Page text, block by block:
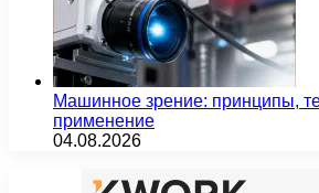
Машинное зрение: принципы,
применение
04.08.2026